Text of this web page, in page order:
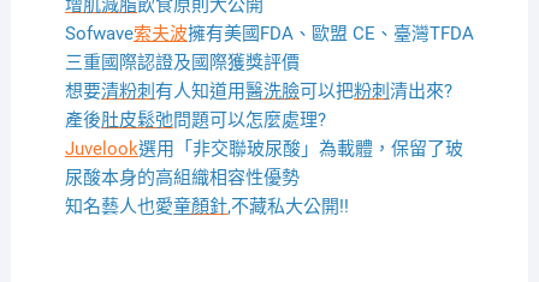
增肌減脂飲食原則大公開
Sofwave索夫波擁有美國FDA、歐盟 CE、臺灣TFDA
三重國際認證及國際獲獎評價
想要清粉刺 有人知道用醫洗臉可以把粉刺 清出來?
產後肚皮鬆弛問題可以怎麼處理?
Juvelook選用「非交聯玻尿酸」為載體，保留了玻
尿酸本身的高組織相容性優勢
知名藝人也愛童顏針,不藏私大公開!!